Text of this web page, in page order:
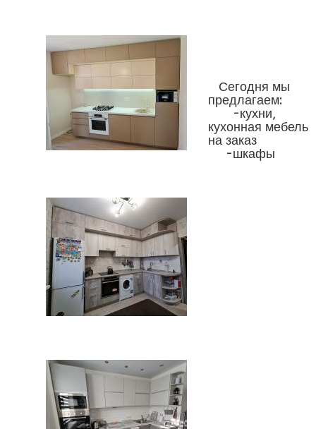
Сегодня мы
предлагаем:
-кухни,
кухонная мебель
на заказ
-шкафы